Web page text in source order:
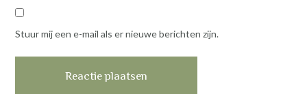
Stuur mij een e-mail als er nieuwe berichten zijn.